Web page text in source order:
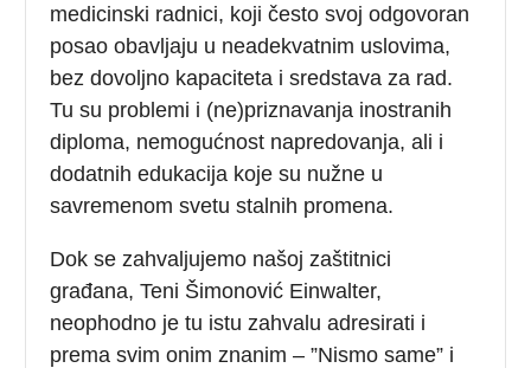
medicinski radnici, koji često svoj odgovoran
posao obavljaju u neadekvatnim uslovima,
bez dovoljno kapaciteta i sredstava za rad.
Tu su problemi i (ne)priznavanja inostranih
diploma, nemogućnost napredovanja, ali i
dodatnih edukacija koje su nužne u
savremenom svetu stalnih promena.
Dok se zahvaljujemo našoj zaštitnici
građana, Teni Šimonović Einwalter,
neophodno je tu istu zahvalu adresirati i
prema svim onim znanim – ”Nismo same” i